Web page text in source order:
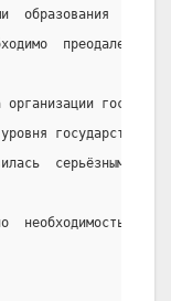
образования
преодаление
организации
серьёзным
необходимость